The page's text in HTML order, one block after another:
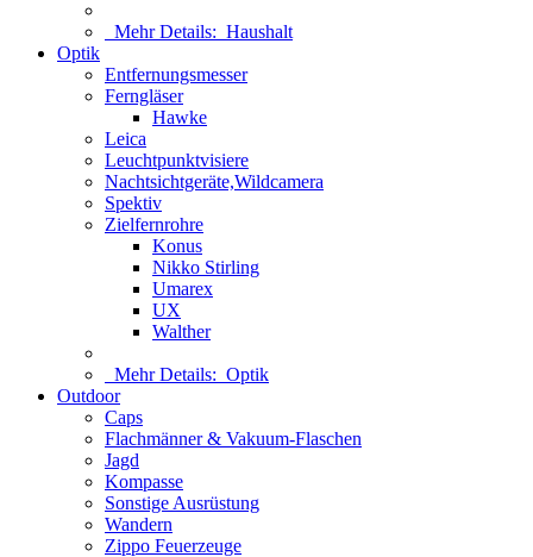
Mehr Details: Haushalt
Optik
Entfernungsmesser
Ferngläser
Hawke
Leica
Leuchtpunktvisiere
Nachtsichtgeräte,Wildcamera
Spektiv
Zielfernrohre
Konus
Nikko Stirling
Umarex
UX
Walther
Mehr Details: Optik
Outdoor
Caps
Flachmänner & Vakuum-Flaschen
Jagd
Kompasse
Sonstige Ausrüstung
Wandern
Zippo Feuerzeuge